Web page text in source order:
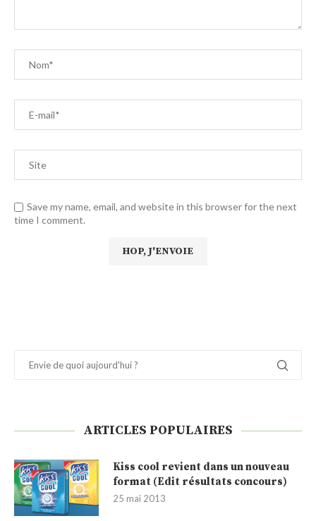
Save my name, email, and website in this browser for the next
time I comment.
ARTICLES POPULAIRES
Kiss cool revient dans un nouveau
format (Edit résultats concours)
25 mai 2013